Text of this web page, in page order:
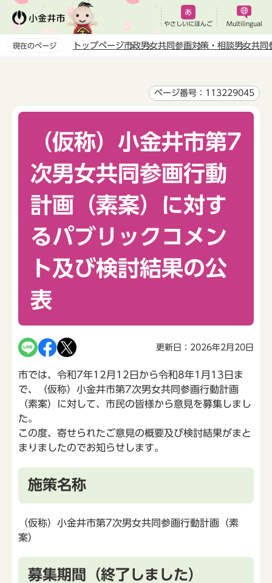
ペ
やさしいにほんご Multilingual
現在のページ トップページ市政男女共同参画対策・相談男女共同
ページ番号：113229045
（仮称）小金井市第7
次男女共同参画行動
計画（素案）に対す
るパブリックコメン
ト及び検討結果の公
表
更新日：2026年2月20日
市では、令和7年12月12日から令和8年1月13日ま
で、（仮称）小金井市第7次男女共同参画行動計画
（素案）に対して、市民の皆様から意見を募集しまし
た。
この度、寄せられたご意見の概要及び検討結果がまと
まりましたのでお知らせします。
施策名称
（仮称）小金井市第7次男女共同参画行動計画（素
案）
募集期間（終了しました）